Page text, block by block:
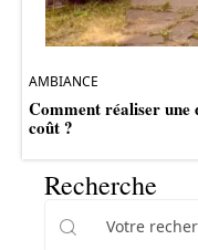
AMBIANCE
Comment réaliser
coût ?
Recherche